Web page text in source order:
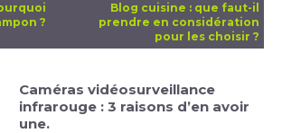
?
Blog cuisine : que faut-il
prendre en considération
pour les choisir ?
Caméras vidéosurveillance
infrarouge : 3 raisons d’en avoir
une.